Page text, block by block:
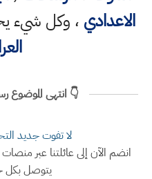
الاعدادي ، وكل
👇 انتهى الموضوع
لا تفوت جديد
انضم الآن إلى عائلتنا عبر
يتوصل